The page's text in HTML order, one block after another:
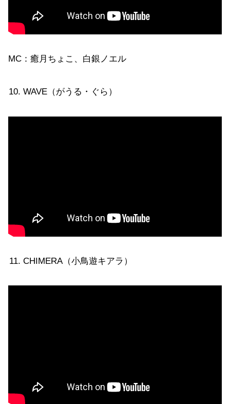
MC：癒月ちょこ、白銀ノエル
WAVE（がうる・ぐら）
CHIMERA（小鳥遊キアラ）